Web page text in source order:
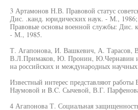
3 Артамонов Н.В. Правовой статус
Дис. .канд. юридических наук. - М.,
Правовые основы военной службы: Дис.
- М., 1985.
Т. Агапонова, И. Вашкевич, А. Тарасов,
В.Л.Примаков, Ю. Пронин, Ю.Чернавин и
на российских и международных
Известный интерес представляют
Наумовой и B.C. Сычевой, В.Г.
4 Агапонова Т. Социальная